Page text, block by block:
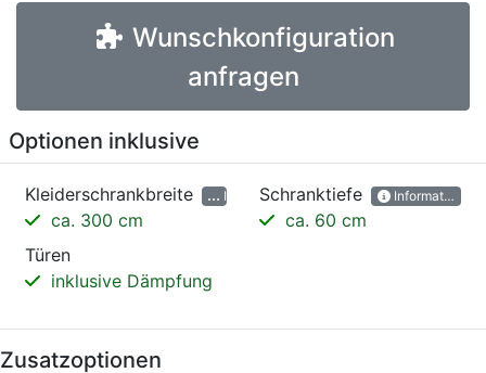
Wunschkonfiguration
anfragen
Optionen inklusive
Kleiderschrankbreite Informationen
ca. 300 cm
Schranktiefe Informationen
ca. 60 cm
Türen
inklusive Dämpfung
Zusatzoptionen